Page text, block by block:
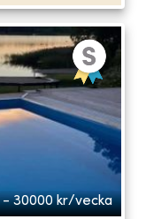
- 30000 kr/vecka